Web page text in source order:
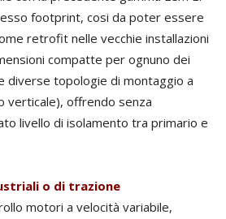
footprint, cosi da poter essere
retrofit nelle vecchie installazioni
compatte per ognuno dei
diverse topologie di montaggio a
verticale), offrendo senza
livello di isolamento tra primario e
o di trazione
motori a velocità variabile,